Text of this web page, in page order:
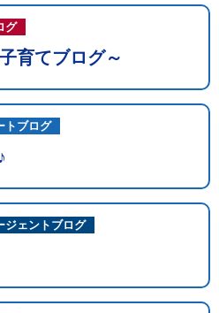
グ
育てブログ～
トブログ
ジェントブログ